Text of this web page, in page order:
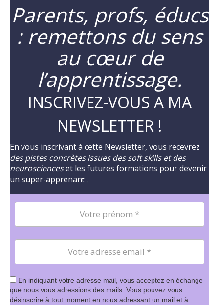
Parents, profs, éducs
: remettons du sens
au cœur de
l’apprentissage.
INSCRIVEZ-VOUS A MA
NEWSLETTER !
En vous inscrivant à cette Newsletter, vous recevrez
des pistes concrètes issues des soft skills et des
neuroscienceset les futures formations pour devenir
un super-apprenant
En indiquant votre adresse mail, vous acceptez en échange
que nous vous adressions des mails. Vous pouvez vous
désinscrire à tout moment en nous adressant un mail et à